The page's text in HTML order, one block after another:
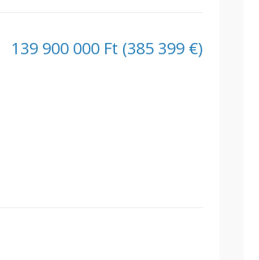
139 900 000 Ft (385 399 €)